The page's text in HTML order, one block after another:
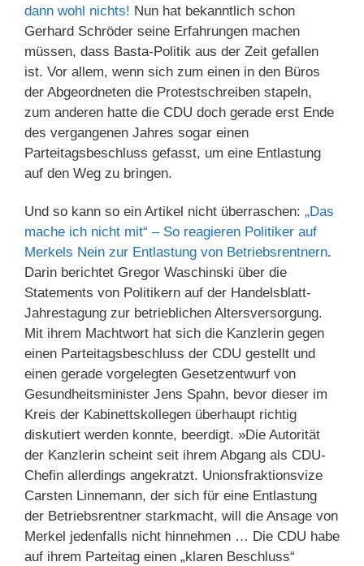
dann wohl nichts! Nun hat bekanntlich schon
Gerhard Schröder seine Erfahrungen machen
müssen, dass Basta-Politik aus der Zeit gefallen
ist. Vor allem, wenn sich zum einen in den Büros
der Abgeordneten die Protestschreiben stapeln,
zum anderen hatte die CDU doch gerade erst Ende
des vergangenen Jahres sogar einen
Parteitagsbeschluss gefasst, um eine Entlastung
auf den Weg zu bringen.
Und so kann so ein Artikel nicht überraschen: „Das
mache ich nicht mit“ – So reagieren Politiker auf
Merkels Nein zur Entlastung von Betriebsrentnern.
Darin berichtet Gregor Waschinski über die
Statements von Politikern auf der Handelsblatt-
Jahrestagung zur betrieblichen Altersversorgung.
Mit ihrem Machtwort hat sich die Kanzlerin gegen
einen Parteitagsbeschluss der CDU gestellt und
einen gerade vorgelegten Gesetzentwurf von
Gesundheitsminister Jens Spahn, bevor dieser im
Kreis der Kabinettskollegen überhaupt richtig
diskutiert werden konnte, beerdigt. »Die Autorität
der Kanzlerin scheint seit ihrem Abgang als CDU-
Chefin allerdings angekratzt. Unionsfraktionsvize
Carsten Linnemann, der sich für eine Entlastung
der Betriebsrentner starkmacht, will die Ansage von
Merkel jedenfalls nicht hinnehmen … Die CDU habe
auf ihrem Parteitag einen „klaren Beschluss“